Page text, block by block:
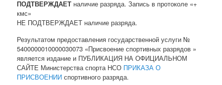
ПОДТВЕРЖДАЕТ наличие разряда. Запись в протоколе «+
кмс»
НЕ ПОДТВЕРЖДАЕТ наличие разряда.
Результатом предоставления государственной услуги №
5400000010000030073 «Присвоение спортивных разрядов »
является издание и ПУБЛИКАЦИЯ НА ОФИЦИАЛЬНОМ
САЙТЕ Министерства спорта НСО ПРИКАЗА О
ПРИСВОЕНИИ спортивного разряда.